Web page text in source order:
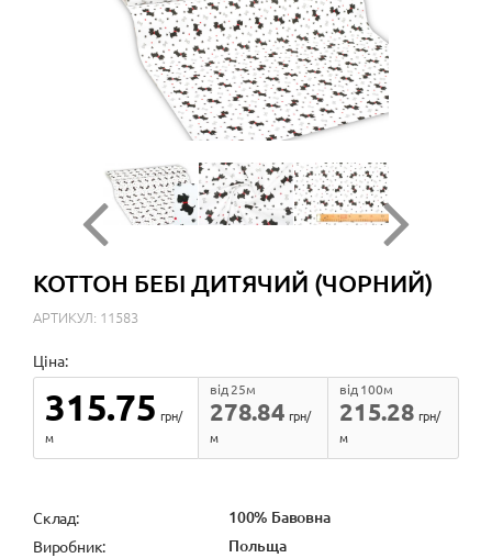
КОТТОН БЕБІ ДИТЯЧИЙ (ЧОРНИЙ)
АРТИКУЛ: 11583
Ціна:
315.75 грн/
м
278.84
від 25м
грн/
м
215.28
від 100м
грн/
м
Cклад: 100% Бавовна
Виробник: Польща